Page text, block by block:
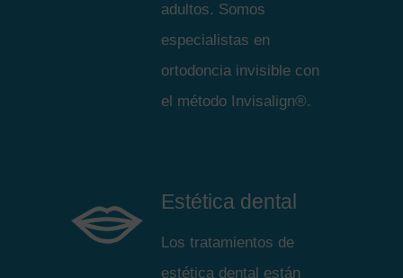
adultos. Somos
especialistas en
ortodoncia invisible con
el método Invisalign®.
Estética dental
Los tratamientos de
estética dental están